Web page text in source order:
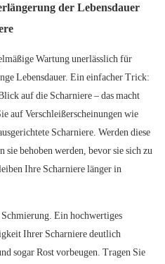
der Lebensdauer
Wartung unerlässlich für
Lebensdauer. Ein einfacher Trick:
auf die Scharniere – das macht
auf Verschleißerscheinungen wie
Scharniere. Werden diese
behoben werden, bevor sie sich zu
Ihre Scharniere länger in
Ein hochwertiges
Ihrer Scharniere deutlich
sogar Rost vorbeugen. Tragen Sie